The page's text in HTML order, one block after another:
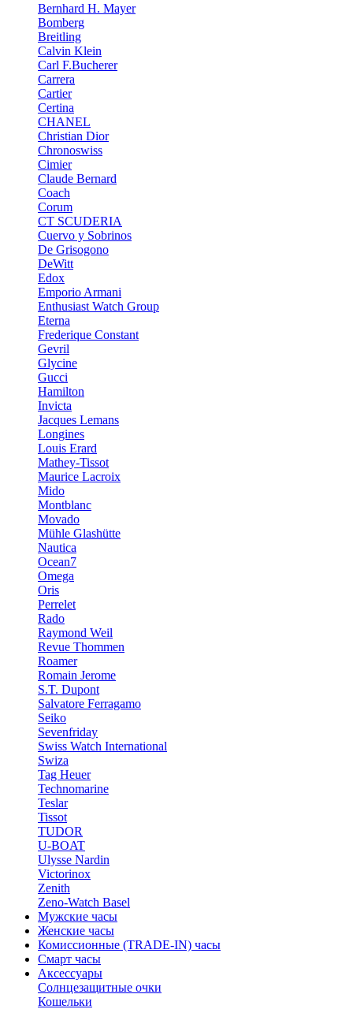
Bernhard H. Mayer
Bomberg
Breitling
Calvin Klein
Carl F.Bucherer
Carrera
Cartier
Certina
CHANEL
Christian Dior
Chronoswiss
Cimier
Claude Bernard
Coach
Corum
CT SCUDERIA
Cuervo y Sobrinos
De Grisogono
DeWitt
Edox
Emporio Armani
Enthusiast Watch Group
Eterna
Frederique Constant
Gevril
Glycine
Gucci
Hamilton
Invicta
Jacques Lemans
Longines
Louis Erard
Mathey-Tissot
Maurice Lacroix
Mido
Montblanc
Movado
Mühle Glashütte
Nautica
Ocean7
Omega
Oris
Perrelet
Rado
Raymond Weil
Revue Thommen
Roamer
Romain Jerome
S.T. Dupont
Salvatore Ferragamo
Seiko
Sevenfriday
Swiss Watch International
Swiza
Tag Heuer
Technomarine
Teslar
Tissot
TUDOR
U-BOAT
Ulysse Nardin
Victorinox
Zenith
Zeno-Watch Basel
Мужские часы
Женские часы
Комиссионные (TRADE-IN) часы
Смарт часы
Аксессуары
Солнцезащитные очки
Кошельки